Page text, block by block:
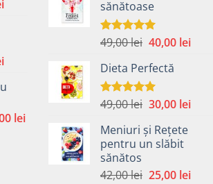
Prețul
Prețul
este:
leiPrețul
300,00 lei.
fost:
59,00 lei.
sănătoase
Evaluat la
49,00lei Prețul
a
fost:
49,00 lei.
40,00 lei
Dieta Perfectă
Evaluat la
49,00lei Prețul
a
fost:
30,00 lei
Meniuri și Rețete
pentru un slăbit
sănătos
42,00lei Prețul
25,00 lei